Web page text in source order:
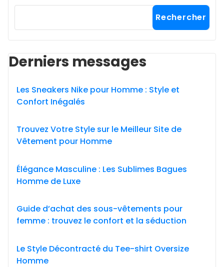
Rechercher
Derniers messages
Les Sneakers Nike pour Homme : Style et
Confort Inégalés
Trouvez Votre Style sur le Meilleur Site de
Vêtement pour Homme
Élégance Masculine : Les Sublimes Bagues
Homme de Luxe
Guide d’achat des sous-vêtements pour
femme : trouvez le confort et la séduction
Le Style Décontracté du Tee-shirt Oversize
Homme